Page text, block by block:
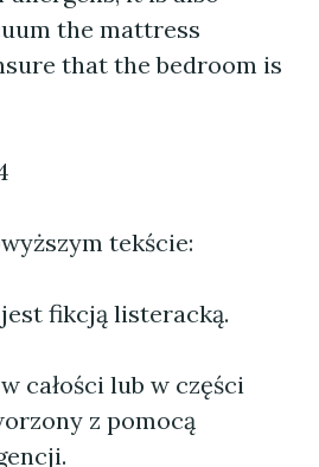
the mattress
that the bedroom is
tekście:
fikcją listeracką.
całości lub w części
z pomocą